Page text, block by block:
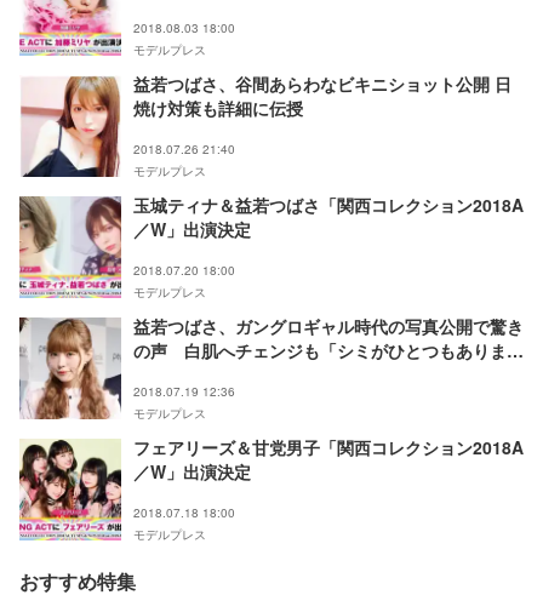
2018.08.03 18:00
モデルプレス
益若つばさ、谷間あらわなビキニショット公開 日
焼け対策も詳細に伝授
2018.07.26 21:40
モデルプレス
玉城ティナ＆益若つばさ「関西コレクション2018A
／W」出演決定
2018.07.20 18:00
モデルプレス
益若つばさ、ガングロギャル時代の写真公開で驚き
の声 白肌へチェンジも「シミがひとつもありませ
2018.07.19 12:36
モデルプレス
フェアリーズ＆甘党男子「関西コレクション2018A
／W」出演決定
2018.07.18 18:00
モデルプレス
おすすめ特集